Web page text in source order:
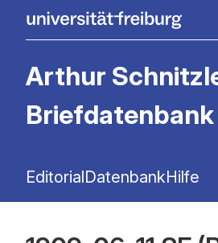
Arthur
Briefdatenbank
EditorialDatenbankHilfe